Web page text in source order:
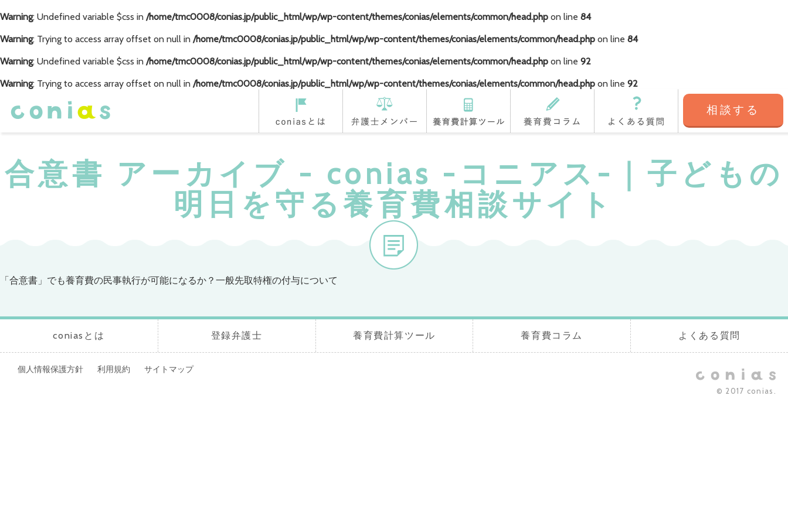
Warning: Undefined variable $css in /home/tmc0008/conias.jp/public_html/wp/wp-content/themes/conias/elements/common/head.php on line 84
Warning: Trying to access array offset on null in /home/tmc0008/conias.jp/public_html/wp/wp-content/themes/conias/elements/common/head.php on line 84
Warning: Undefined variable $css in /home/tmc0008/conias.jp/public_html/wp/wp-content/themes/conias/elements/common/head.php on line 92
Warning: Trying to access array offset on null in /home/tmc0008/conias.jp/public_html/wp/wp-content/themes/conias/elements/common/head.php on line 92
相談する
合意書 アーカイブ - conias -コニアス-｜子どもの
明日を守る養育費相談サイト
「合意書」でも養育費の民事執行が可能になるか？一般先取特権の付与について
coniasとは 登録弁護士 養育費計算ツール 養育費コラム よくある質問
個人情報保護方針 利用規約 サイトマップ
© 2017 conias.